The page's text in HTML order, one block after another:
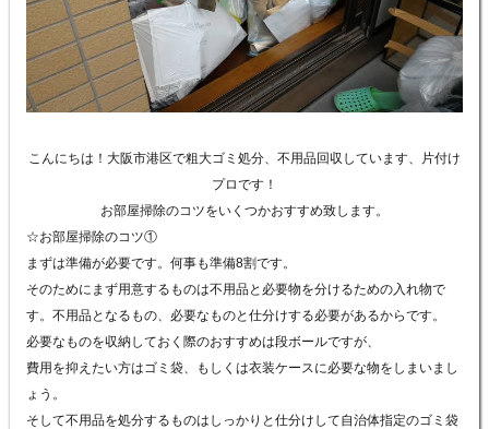
こんにちは！大阪市港区で粗大ゴミ処分、不用品回収しています、片付け
プロです！
お部屋掃除のコツをいくつかおすすめ致します。
☆お部屋掃除のコツ①
まずは準備が必要です。何事も準備8割です。
そのためにまず用意するものは不用品と必要物を分けるための入れ物で
す。不用品となるもの、必要なものと仕分けする必要があるからです。
必要なものを収納しておく際のおすすめは段ボールですが、
費用を抑えたい方はゴミ袋、もしくは衣装ケースに必要な物をしまいまし
ょう。
そして不用品を処分するものはしっかりと仕分けして自治体指定のゴミ袋